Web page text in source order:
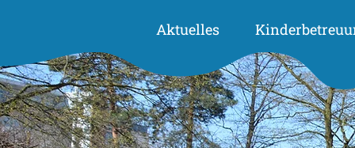
Aktuelles